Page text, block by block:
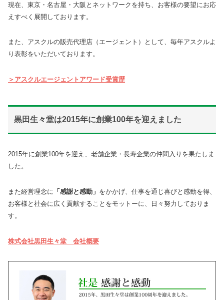
現在、東京・名古屋・大阪とネットワークを持ち、お客様の要望にお応
えすべく展開しております。
また、アスクルの販売代理店（エージェント）として、毎年アスクルよ
り表彰をいただいております。
＞アスクルエージェントアワード受賞歴
黒田生々堂は2015年に創業100年を迎えました
2015年に創業100年を迎え、老舗企業・長寿企業の仲間入りを果たしま
した。
また経営理念に 「感謝と感動」 をかかげ、仕事を通じ喜びと感動を得、
お客様と社会に広く貢献することをモットーに、日々努力しておりま
す。
株式会社黒田生々堂 会社概要